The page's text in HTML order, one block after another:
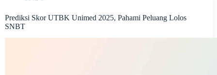
Prediksi Skor UTBK Unimed 2025, Pahami Peluang Lolos
SNBT